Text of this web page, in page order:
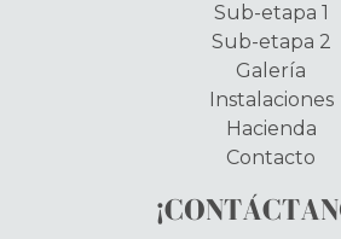
Sub-etapa 1
Sub-etapa 2
Galería
Instalaciones
Hacienda
Contacto